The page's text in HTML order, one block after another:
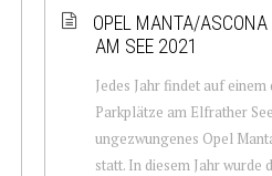
OPEL MANTA/ASCONA
AM SEE 2021
Jedes Jahr findet auf einem
Parkplätze am Elfrather
ungezwungenes Opel
statt. In diesem Jahr wurde